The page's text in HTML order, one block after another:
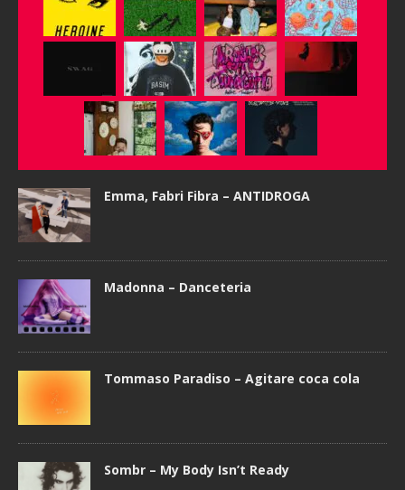
Emma, Fabri Fibra – ANTIDROGA
Madonna – Danceteria
Tommaso Paradiso – Agitare coca cola
Sombr – My Body Isn’t Ready